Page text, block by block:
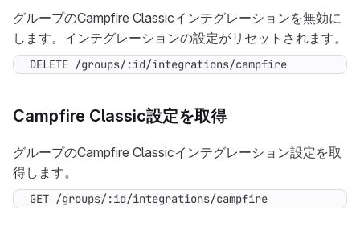
グループのCampfire Classicインテグレーションを無効に
します。インテグレーションの設定がリセットされます。
DELETE /groups/:id/integrations/campfire
Campfire Classic設定を取得
グループのCampfire Classicインテグレーション設定を取
得します。
GET /groups/:id/integrations/campfire